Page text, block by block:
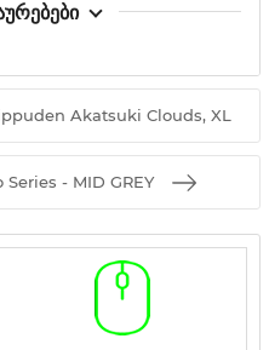
Akatsuki Clouds, XL
- MID GREY